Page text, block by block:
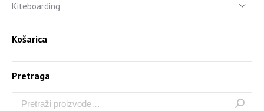
Kiteboarding
Košarica
Pretraga